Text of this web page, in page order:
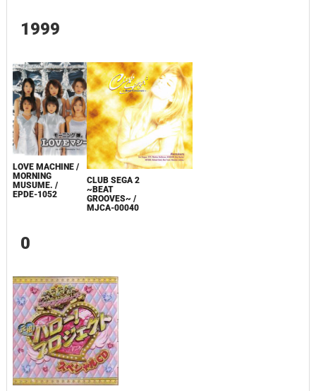
1999
LOVE MACHINE /
MORNING
MUSUME. /
EPDE-1052
CLUB SEGA 2
~BEAT
GROOVES~ /
MJCA-00040
0